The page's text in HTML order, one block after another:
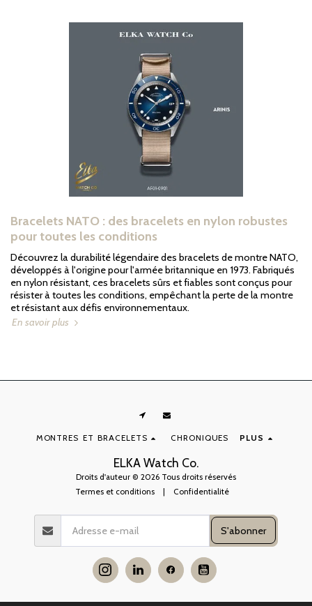
Bracelets NATO : des bracelets en nylon robustes
pour toutes les conditions
Découvrez la durabilité légendaire des bracelets de montre NATO,
développés à l'origine pour l'armée britannique en 1973. Fabriqués
en nylon résistant, ces bracelets sûrs et fiables sont conçus pour
résister à toutes les conditions, empêchant la perte de la montre
et résistant aux défis environnementaux.
En savoir plus
ELKA Watch Co.
Droits d'auteur © 2026 Tous droits réservés
Termes et conditions| Confidentialité
MONTRES ET BRACELETS CHRONIQUES PLUS
S'abonner